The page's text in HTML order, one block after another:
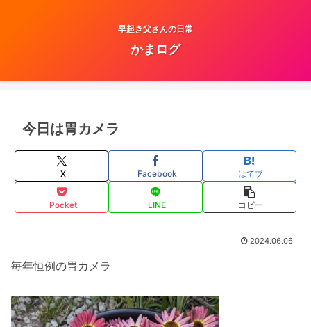
早起き父さんの日常
かまログ
今日は胃カメラ
X Facebook はてブ
Pocket LINE コピー
2024.06.06
毎年恒例の胃カメラ